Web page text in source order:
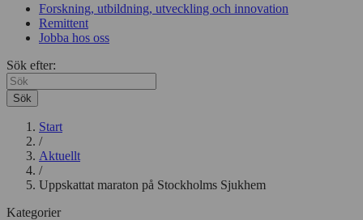
Forskning, utbildning, utveckling och innovation
Remittent
Jobba hos oss
Sök efter:
Sök
Start
/
Aktuellt
/
Uppskattat maraton på Stockholms Sjukhem
Kategorier